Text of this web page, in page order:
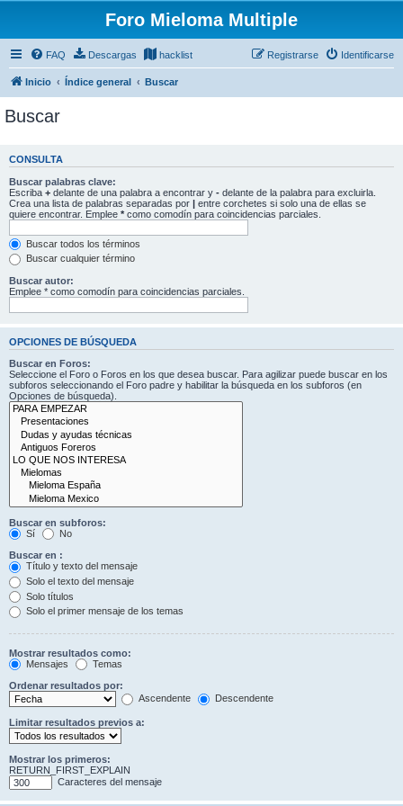
Foro Mieloma Multiple
FAQ Descargas hacklist Identificarse
Registrarse
Inicio Índice general Buscar
Buscar
CONSULTA
Buscar palabras clave:
Escriba + delante de una palabra a encontrar y - delante de la palabra para excluirla.
Crea una lista de palabras separadas por | entre corchetes si solo una de ellas se
quiere encontrar. Emplee * como comodín para coincidencias parciales.
Buscar todos los términos
Buscar cualquier término
Buscar autor:
Emplee * como comodín para coincidencias parciales.
OPCIONES DE BÚSQUEDA
Buscar en Foros:
Seleccione el Foro o Foros en los que desea buscar. Para agilizar puede buscar en los
subforos seleccionando el Foro padre y habilitar la búsqueda en los subforos (en
Opciones de búsqueda).
Buscar en subforos:
Sí
No
Buscar en :
Título y texto del mensaje
Solo el texto del mensaje
Solo títulos
Solo el primer mensaje de los temas
Mostrar resultados como:
Mensajes
Temas
Ordenar resultados por:
Ascendente
Descendente
Limitar resultados previos a:
Mostrar los primeros:
RETURN_FIRST_EXPLAIN
Caracteres del mensaje